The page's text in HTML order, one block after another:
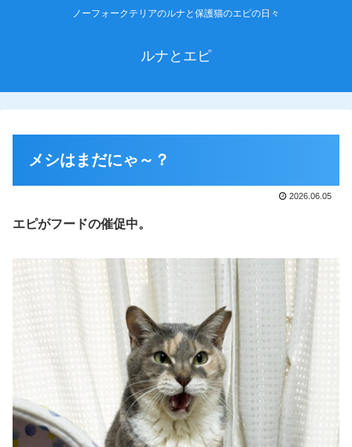
ノーフォークテリアのルナと保護猫のエピの日々
ルナとエピ
メシはまだにゃ～？
2026.06.05
エピがフードの催促中。